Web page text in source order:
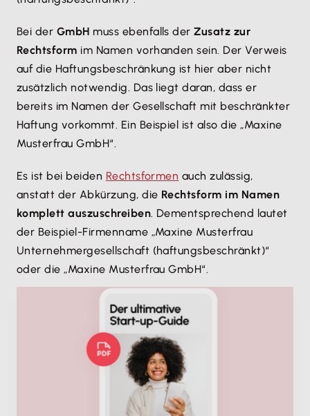
Bei der GmbH muss ebenfalls derZusatz zur
Rechtsform im Namen vorhanden sein. Der Verweis
auf die Haftungsbeschränkung ist hier aber nicht
zusätzlich notwendig. Das liegt daran, dass er
bereits im Namen der Gesellschaft mit beschränkter
Haftung vorkommt. Ein Beispiel ist also die „Maxine
Musterfrau GmbH“.
Es ist bei beiden Rechtsformen auch zulässig,
anstatt der Abkürzung, die Rechtsform im Namen
komplett auszuschreiben. Dementsprechend lautet
der Beispiel-Firmenname „Maxine Musterfrau
Unternehmergesellschaft (haftungsbeschränkt)“
oder die „Maxine Musterfrau GmbH“.